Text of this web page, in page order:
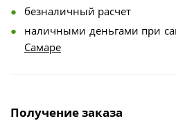
безналичный расчет
наличными деньгами при
Самаре
Получение заказа